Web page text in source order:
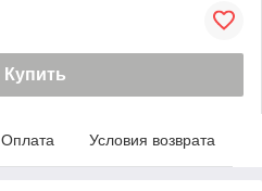
Купить
Оплата Условия возврата